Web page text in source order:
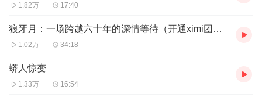
1.82万 17:40
狼牙月：一场跨越六十年的深情等待（开通ximi团可免费收听）
1.02万 34:18
蟒人惊变
1.33万 16:54